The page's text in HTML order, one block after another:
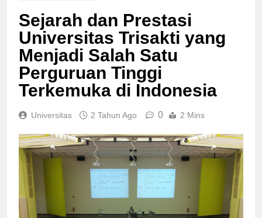
Sejarah dan Prestasi
Universitas Trisakti yang
Menjadi Salah Satu
Perguruan Tinggi
Terkemuka di Indonesia
Universitas 2 Tahun Ago 0 2 Mins